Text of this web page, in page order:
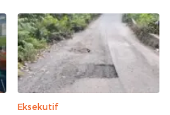
Eksekutif